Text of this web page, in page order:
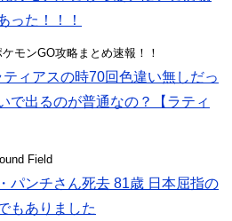
った！！！
モンGO攻略まとめ速報！！
ティアスの時70回色違い無しだっ
で出るのが普通なの？【ラティ
Field
パンチさん死去 81歳 日本屈指の
もありました